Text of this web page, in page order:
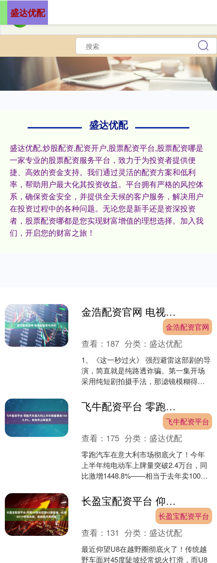
盛达优配
盛达优配,炒股配资,配资开户,股票配资平台,股票配资哪是
一家专业的股票配资服务平台，致力于为投资者提供便
捷、高效的资金支持。我们通过灵活的配资方案和低利
率，帮助用户最大化其投资收益。平台拥有严格的风控体
系，确保资金安全，并提供全天候的客户服务，解决用户
在投资过程中的各种问题。无论您是新手还是资深投资
者，股票配资哪都是您实现财富增值的理想选择。加入我
们，开启您的财富之旅！
盛达优配
金浩配资官网 电视剧推荐与评价
金浩配资官网
查看： 187 分类： 盛达优配
1、《这一秒过火》 强烈避雷这部剧的导
演，简直就是纯路透诈骗。第一集开场
采用纯短剧拍摄手法，那滤镜模糊得我
的那段，我实在搞不懂.... 飞牛配资平台 零跑汽车意大利上半年销量暴涨1448.8%，纯电市占率登顶
飞牛配资平台
查看： 175 分类： 盛达优配
零跑汽车在意大利市场彻底火了！今年
上半年纯电动车上牌量突破2.4万台，同
比激增1448.8%——相当于去年卖100台
了火箭....
长盈宝配资平台 仰望U8轻松征服45度陡坡，红旗G919申报亮相，新款技术再突破
长盈宝配资平台
查看： 131 分类： 盛达优配
最近仰望U8在越野圈彻底火了！传统越
野车面对45度陡坡经常熄火打滑，而U8